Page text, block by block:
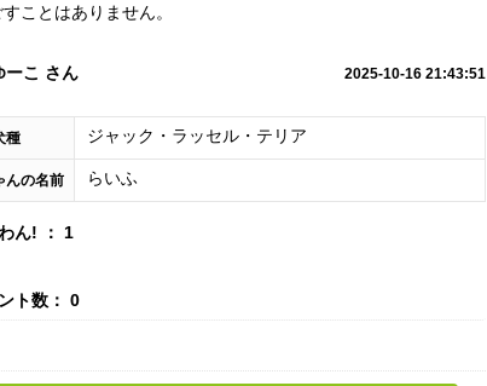
ことはありません。
ーこ さん 2025-10-16 21:43:51
種 ジャック・ラッセル・テリア
んの名前 らいふ
ん! ： 1
ト数： 0